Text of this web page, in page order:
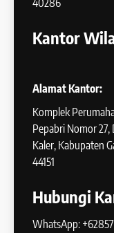
Kantor
Alamat Kantor:
Komplek
Pepabri Nomor 27,
Kaler, Kabupaten
44151
Hubungi
WhatsApp: